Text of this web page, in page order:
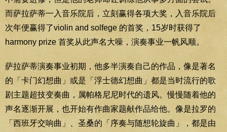
而萨拉萨蒂一入音乐院后，立刻赢得各项大奖，入音乐院后
次年便赢得了violin and solfege 的首奖，15岁时获得了
harmony prize 首奖从此声名大噪，演奏事业一帆风顺。
萨拉萨蒂演奏事业初期，他多半演奏自己的作品，像是著名
的「卡门幻想曲」或是「浮士德幻想曲」都是当时流行的歌
剧主题超技变奏曲，属帕格尼尼时代的遗风。慢慢随着他的
声名逐渐开展，也开始有作曲家题献作品给他。像是拉罗的
「西班牙交响曲」、圣桑的「序奏与随想轮旋曲」，都是由